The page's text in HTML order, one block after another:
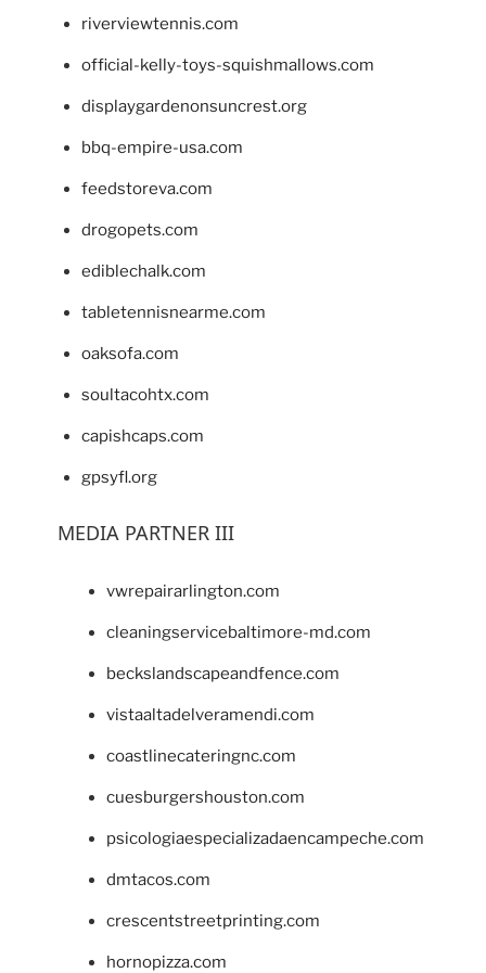
riverviewtennis.com
official-kelly-toys-squishmallows.com
displaygardenonsuncrest.org
bbq-empire-usa.com
feedstoreva.com
drogopets.com
ediblechalk.com
tabletennisnearme.com
oaksofa.com
soultacohtx.com
capishcaps.com
gpsyfl.org
MEDIA PARTNER III
vwrepairarlington.com
cleaningservicebaltimore-md.com
beckslandscapeandfence.com
vistaaltadelveramendi.com
coastlinecateringnc.com
cuesburgershouston.com
psicologiaespecializadaencampeche.com
dmtacos.com
crescentstreetprinting.com
hornopizza.com